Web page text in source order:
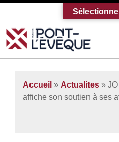
Accueil » Actualites »
affiche son soutien à ses